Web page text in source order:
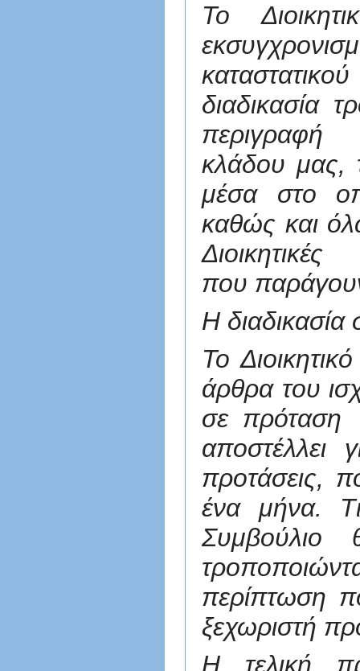
Το
διαδικασία
περιγραφή
κλάδου μας,
μέσα στο
καθώς και
που
Η διαδικασία
Το
άρθρα του
σε πρόταση
αποστέλλει
προτάσεις,
ένα μήνα.
Συμβούλιο
περίπτωση
ξεχωριστή
Η τελική